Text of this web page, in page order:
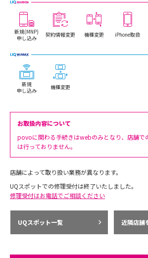
新規(MNP)
申し込み
契約情報変更 機種変更 iPhone取扱
新規
申し込み
機種変更
お取扱内容について
povoに関わる手続きはwebのみとなり、店舗で
は行っておりません。
店舗によって取り扱い業務が異なります。
UQスポットでの修理受付は終了いたしました。
修理受付はお電話でご相談ください
UQスポット一覧 近隣店舗